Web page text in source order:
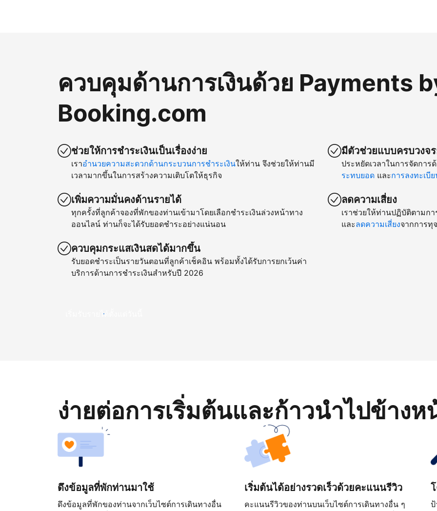
ควบคุมด้านการเงินด้วย Payments
Booking.com
ช่วยให้การชำระเงินเป็นเรื่องง่าย
เราอำนวยความสะดวกด้านกระบวนการชำระเงินให้ท่าน จึงช่วยให้ท่านมี
เวลามากขึ้นในการสร้างความเติบโตให้ธุรกิจ
เพิ่มความมั่นคงด้านรายได้
ทุกครั้งที่ลูกค้าจองที่พักของท่านเข้ามาโดยเลือกชำระเงินล่วงหน้าทาง
ออนไลน์ ท่านก็จะได้รับยอดชำระอย่างแน่นอน
ควบคุมกระแสเงินสดได้มากขึ้น
รับยอดชำระเป็นรายวันตอนที่ลูกค้าเช็คอิน พร้อมทั้งได้รับการยกเว้นค่า
บริการด้านการชำระเงินสำหรับปี 2026
มีตัวช่วยแบบครบวงจ
ประหยัดเวลาในการจัดการ
ระทบยอด และการลงทะเบี
ลดความเสี่ยง
เราช่วยให้ท่านปฏิบัติตามก
และลดความเสี่ยงจากการทุ
เริ่มรับรายได้ตั้งแต่วันนี้
ง่ายต่อการเริ่มต้นและก้าวนำไปข้างห
ดึงข้อมูลที่พักท่านมาใช้
ดึงข้อมูลที่พักของท่านจากเว็บไซต์การเดินทางอื่น
เริ่มต้นได้อย่างรวดเร็วด้วยคะแนนรีวิว
คะแนนรีวิวของท่านบนเว็บไซต์การเดินทางอื่น ๆ